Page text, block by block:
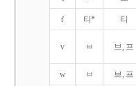
t' 티* 티
v ㅂ 브, 프
w ㅂ 브, 프